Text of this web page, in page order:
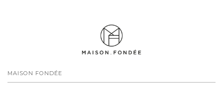
MAISON FONDÉE